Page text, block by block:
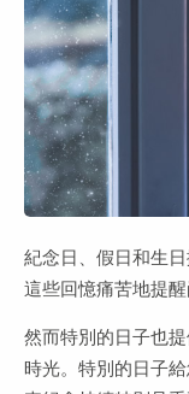
紀念日、假日和生
這些回憶痛苦地提醒
然而特別的日子也
時光。特別的日子